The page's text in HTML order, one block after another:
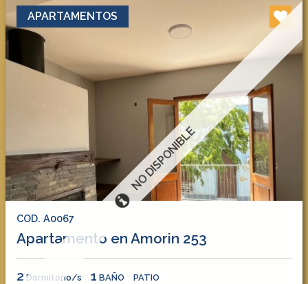
NO DISPONIBLE
APARTAMENTOS
COD. A0067
Apartamento en Amorin 253
2 Dormitorio/s 1 BAÑO PATIO